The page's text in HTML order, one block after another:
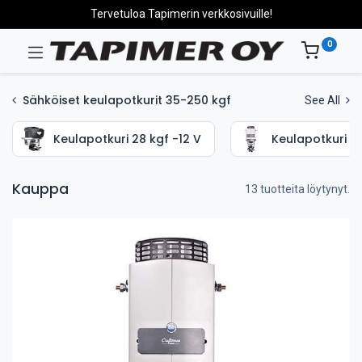
Tervetuloa Tapimerin verkkosivuille!
0
Sähköiset keulapotkurit 35-250 kgf See All
Keulapotkuri 28 kgf -12 V Keulapotkuri
Kauppa 13 tuotteita löytynyt.